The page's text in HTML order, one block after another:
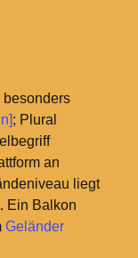
besonders
; Plural
an
liegt
Ein Balkon
Geländer